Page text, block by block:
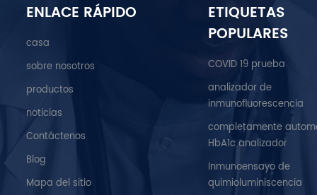
ENLACE RÁPIDO
casa
sobre nosotros
productos
noticias
Contáctenos
Blog
Mapa del sitio
ETIQUETAS
POPULARES
COVID 19 prueba
analizador de
inmunofluorescencia
completamente
HbA1c analizador
Inmunoensayo de
quimioluminiscencia